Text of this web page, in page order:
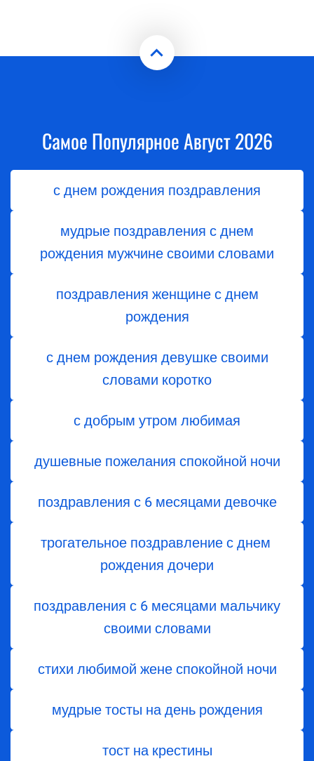
Самое Популярное Август 2026
с днем рождения поздравления
мудрые поздравления с днем
рождения мужчине своими словами
поздравления женщине с днем
рождения
с днем рождения девушке своими
словами коротко
с добрым утром любимая
душевные пожелания спокойной ночи
поздравления с 6 месяцами девочке
трогательное поздравление с днем ​​
рождения дочери
поздравления с 6 месяцами мальчику
своими словами
стихи любимой жене спокойной ночи
мудрые тосты на день рождения
тост на крестины